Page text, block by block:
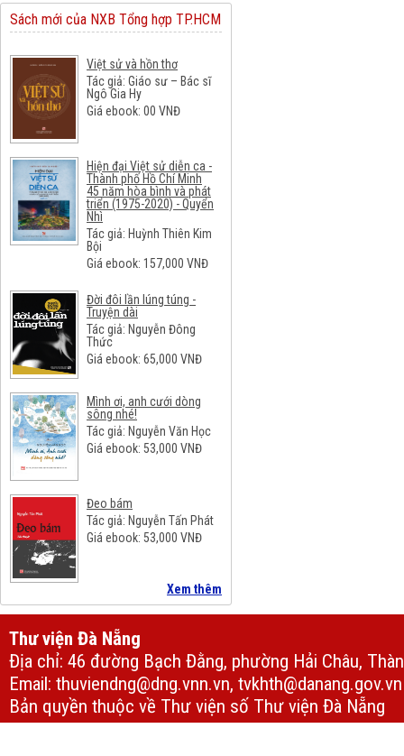
Sách mới của NXB Tổng hợp TP.HCM
Việt sử và hồn thơ
Tác giả: Giáo sư – Bác sĩ
Ngô Gia Hy
Giá ebook: 00 VNĐ
Hiện đại Việt sử diễn ca -
Thành phố Hồ Chí Minh
45 năm hòa bình và phát
triển (1975-2020) - Quyển
Nhì
Tác giả: Huỳnh Thiên Kim
Bội
Giá ebook: 157,000 VNĐ
Đời đôi lần lúng túng -
Truyện dài
Tác giả: Nguyễn Đông
Thức
Giá ebook: 65,000 VNĐ
Mình ơi, anh cưới dòng
sông nhé!
Tác giả: Nguyễn Văn Học
Giá ebook: 53,000 VNĐ
Đeo bám
Tác giả: Nguyễn Tấn Phát
Giá ebook: 53,000 VNĐ
Xem thêm
Thư viện Đà Nẵng
Địa chỉ: 46 đường Bạch Đằng, phường Hải Châu,
Email: thuviendng@dng.vnn.vn, tvkhth@danang.gov.vn
Bản quyền thuộc về Thư viện số Thư viện Đà Nẵng